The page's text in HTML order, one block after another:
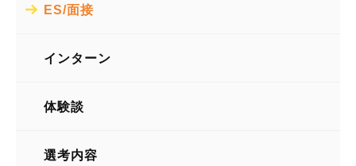
ES/面接
インターン
体験談
選考内容